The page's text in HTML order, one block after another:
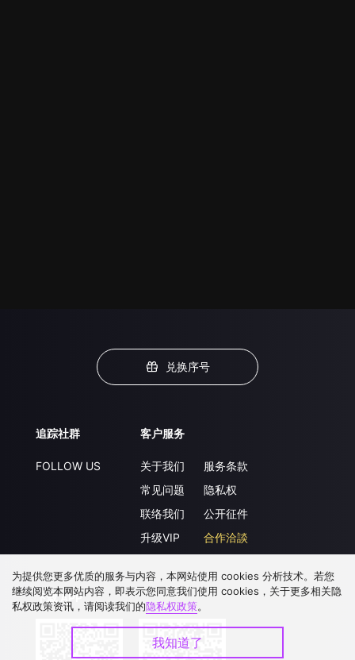
兑换序号
追踪社群
FOLLOW US
客户服务
关于我们
常见问题
联络我们
升级VIP
服务条款
隐私权
公开征件
合作洽談
下载 APP
为提供您更多优质的服务与内容，本网站使用 cookies 分析技术。若您
继续阅览本网站内容，即表示您同意我们使用 cookies，关于更多相关隐
私权政策资讯，请阅读我们的隐私权政策。
我知道了